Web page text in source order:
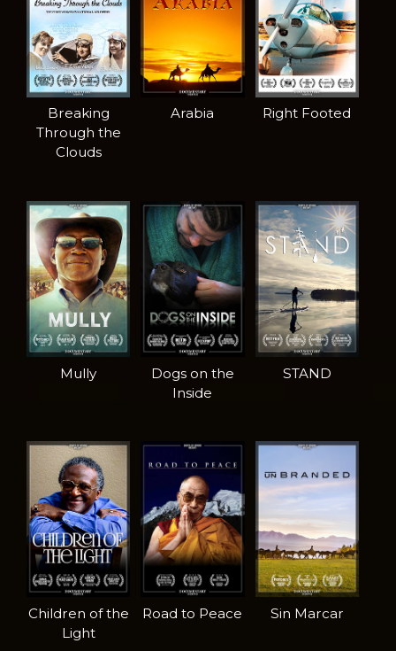
Breaking
Through the
Clouds
Arabia Right Footed
Mully
Dogs on the
Inside
STAND
Children of the
Light
Road to Peace Sin Marcar